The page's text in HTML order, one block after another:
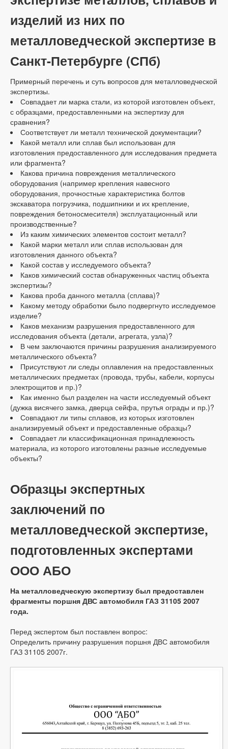
изделий из них по
металловедческой экспертизе в
Санкт-Петербурге (СПб)
Примерный перечень и суть вопросов для металловедческой
экспертизы.
Совпадает ли марка стали, из которой изготовлен объект,
с образцами, предоставленными на экспертизу для
сравнения?
Соответствует ли металл технической документации?
Какой металл или сплав был использован для
изготовления предоставленного для исследования предмета
или фрагмента?
Какова причина повреждения металлического
оборудования (например крепления навесного
оборудования, прочностные характеристика болтов
экскаватора погрузчика, подшипники и их крепление,
повреждения бетоносмесителя) эксплуатационный или
производственные?
Из каким химических элементов состоит металл?
Какой марки металл или сплав использован для
изготовления данного объекта?
Какой состав у исследуемого объекта?
Каков химический состав обнаруженных частиц объекта
экспертизы?
Какова проба данного металла (сплава)?
Какому методу обработки было подвергнуто исследуемое
изделие?
Каков механизм разрушения предоставленного для
исследования объекта (детали, агрегата, узла)?
В чем заключаются причины разрушения анализируемого
металлического объекта?
Присутствуют ли следы оплавления на предоставленных
металлических предметах (провода, трубы, кабели, корпусы
электрощитов и пр.)?
Как именно был разделен на части исследуемый объект
(дужка висячего замка, дверца сейфа, прутья ограды и пр.)?
Совпадают ли типы сплавов, из которых изготовлен
анализируемый объект и предоставленные образцы?
Совпадает ли классификационная принадлежность
материала, из которого изготовлены разные исследуемые
объекты?
Образцы экспертных
заключений по
металловедческой экспертизе,
подготовленных экспертами
ООО АБО
На металловедческую экспертизу был предоставлен
фрагменты поршня ДВС автомобиля ГАЗ 31105 2007
года.
Перед экспертом был поставлен вопрос:
Определить причину разрушения поршня ДВС автомобиля
ГАЗ 31105 2007г.